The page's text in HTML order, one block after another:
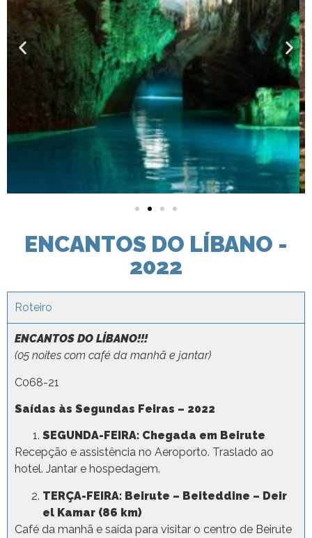
ENCANTOS DO LÍBANO -
2022
Roteiro
ENCANTOS DO LÍBANO!!!
(05 noites com café da manhã e jantar)
C068-21
Saídas às Segundas Feiras – 2022
SEGUNDA-FEIRA: Chegada em Beirute
Recepção e assistência no Aeroporto. Traslado ao
hotel. Jantar e hospedagem.
TERÇA-FEIRA: Beirute – Beiteddine – Deir
el Kamar (86 km)
Café da manhã e saída para visitar o centro de Beirute